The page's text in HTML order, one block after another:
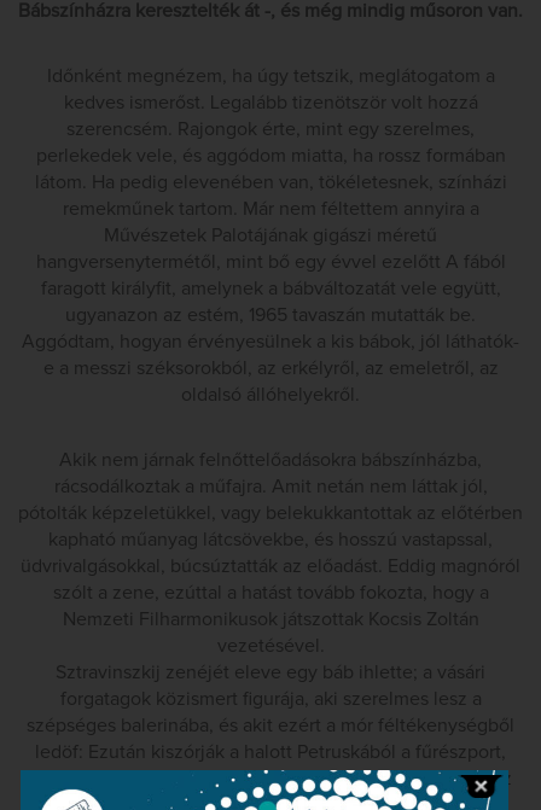
Bábszínházra keresztelték át -, és még mindig műsoron van.
Időnként megnézem, ha úgy tetszik, meglátogatom a
kedves ismerőst. Legalább tizenötször volt hozzá
szerencsém. Rajongok érte, mint egy szerelmes,
perlekedek vele, és aggódom miatta, ha rossz formában
látom. Ha pedig elevenében van, tökéletesnek, színházi
remekműnek tartom. Már nem féltettem annyira a
Művészetek Palotájának gigászi méretű
hangversenytermétől, mint bő egy évvel ezelőtt A fából
faragott királyfit, amelynek a bábváltozatát vele együtt,
ugyanazon az estém, 1965 tavaszán mutatták be.
Aggódtam, hogyan érvényesülnek a kis bábok, jól láthatók-
e a messzi széksorokból, az erkélyről, az emeletről, az
oldalsó állóhelyekről.
Akik nem járnak felnőttelőadásokra bábszínházba,
rácsodálkoztak a műfajra. Amit netán nem láttak jól,
pótolták képzeletükkel, vagy belekukkantottak az előtérben
kapható műanyag látcsövekbe, és hosszú vastapssal,
üdvrivalgásokkal, búcsúztatták az előadást. Eddig magnóról
szólt a zene, ezúttal a hatást tovább fokozta, hogy a
Nemzeti Filharmonikusok játszottak Kocsis Zoltán
vezetésével.
Sztravinszkij zenéjét eleve egy báb ihlette; a vásári
forgatagok közismert figurája, aki szerelmes lesz a
szépséges balerinába, és akit ezért a mór féltékenységből
ledöf: Ezután kiszórják a halott Petruskából a fűrészport,
megmutatva a tömegnek, hogy csak báburól van szó – ez
persze a bábszínpadon még fájdalmasabb látvány, dupla